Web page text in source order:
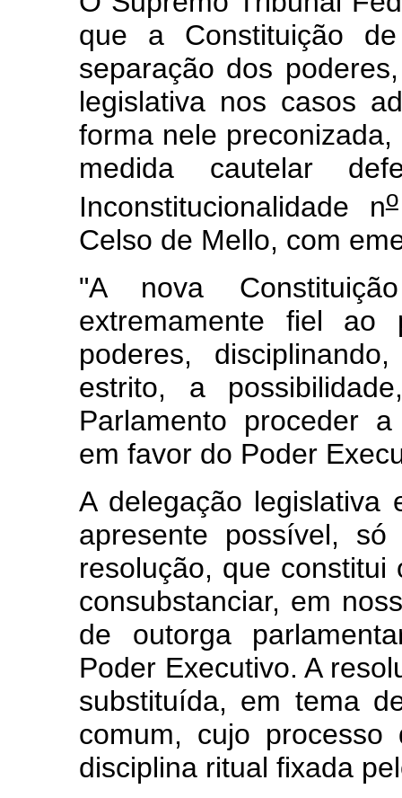
que a Constituição
separação dos
legislativa nos casos
forma nele
medida cautelar
Inconstitucionalidade no
Celso de Mello, com
"A nova
extremamente fiel ao
poderes,
estrito, a
Parlamento proceder
em favor do Poder
A delegação legislativa
apresente possível,
resolução, que
consubstanciar, em
de outorga
Poder Executivo. A
substituída, em tema
comum, cujo
disciplina ritual fixada